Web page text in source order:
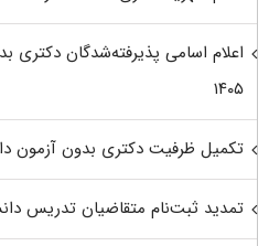
اعلام اسامی پذیرفته‌شدگان دکتری
۱۴۰۵
تکمیل ظرفیت دکتری بدون آزمون
تمدید ثبت‌نام متقاضیان تدریس دانشگاه